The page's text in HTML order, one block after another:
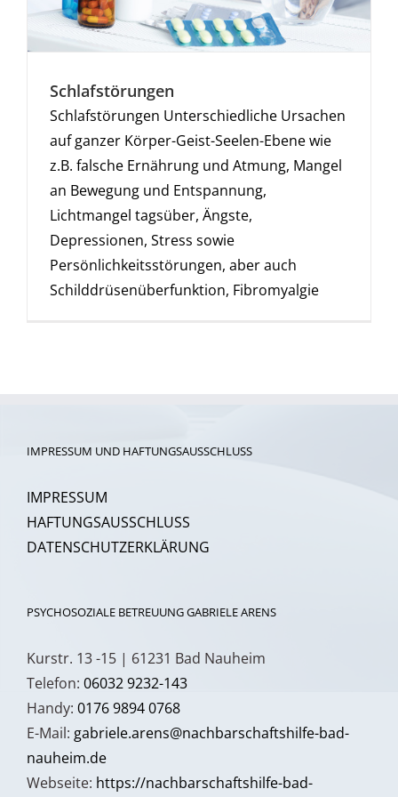
Schlafstörungen
Schlafstörungen Unterschiedliche Ursachen
auf ganzer Körper-Geist-Seelen-Ebene wie
z.B. falsche Ernährung und Atmung, Mangel
an Bewegung und Entspannung,
Lichtmangel tagsüber, Ängste,
Depressionen, Stress sowie
Persönlichkeitsstörungen, aber auch
Schilddrüsenüberfunktion, Fibromyalgie
IMPRESSUM UND HAFTUNGSAUSSCHLUSS
IMPRESSUM
HAFTUNGSAUSSCHLUSS
DATENSCHUTZERKLÄRUNG
PSYCHOSOZIALE BETREUUNG GABRIELE ARENS
Kurstr. 13 -15 | 61231 Bad Nauheim
Telefon: 06032 9232-143
Handy: 0176 9894 0768
E-Mail: gabriele.arens@nachbarschaftshilfe-bad-
nauheim.de
Webseite: https://nachbarschaftshilfe-bad-